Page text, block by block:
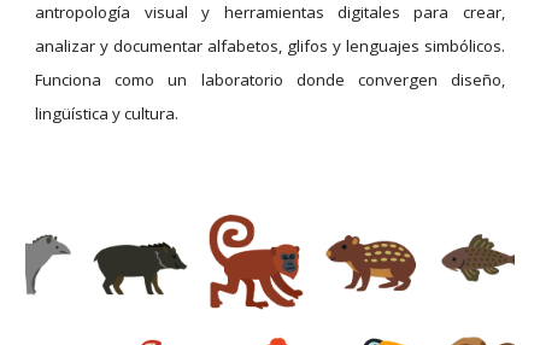
antropología visual y herramientas digitales para crear,
analizar y documentar alfabetos, glifos y lenguajes simbólicos.
Funciona como un laboratorio donde convergen diseño,
lingüística y cultura.